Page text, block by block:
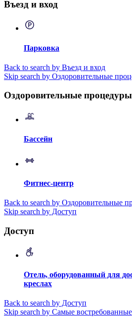
Въезд и вход
Парковка
Back to search by Въезд и вход
Skip search by Оздоровительные
Оздоровительные процедуры
Бассейн
Фитнес-центр
Back to search by Оздоровительные
Skip search by Доступ
Доступ
Отель, оборудованный для
креслах
Back to search by Доступ
Skip search by Самые востребованные